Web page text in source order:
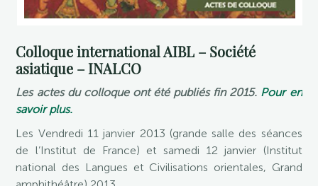
Colloque international AIBL – Société
asiatique – INALCO
Les actes du colloque ont été publiés fin 2015. Pour en
savoir plus.
Les Vendredi 11 janvier 2013 (grande salle des séances
de l’Institut de France) et samedi 12 janvier (Institut
national des Langues et Civilisations orientales, Grand